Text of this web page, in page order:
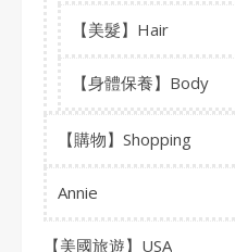
【美髮】Hair
【身體保養】Body
【購物】Shopping
Annie
【美國旅遊】USA